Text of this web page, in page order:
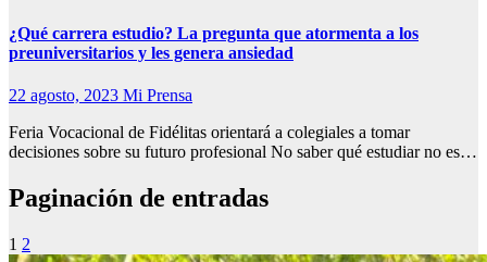
¿Qué carrera estudio? La pregunta que atormenta a los
preuniversitarios y les genera ansiedad
22 agosto, 2023 Mi Prensa
Feria Vocacional de Fidélitas orientará a colegiales a tomar
decisiones sobre su futuro profesional No saber qué estudiar no es…
Paginación de entradas
1 2